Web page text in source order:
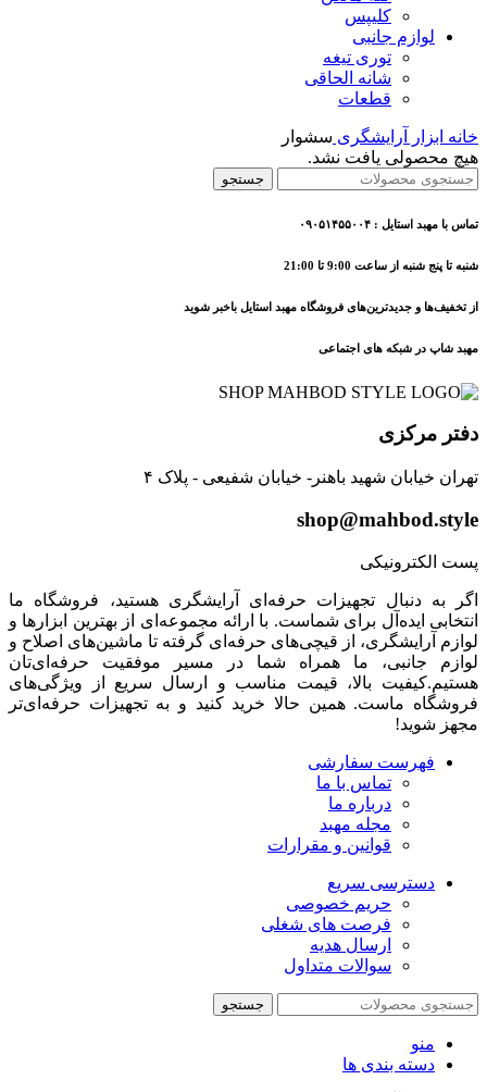
کلیپس
لوازم جانبی
توری تیغه
شانه الحاقی
قطعات
خانه ابزار آرایشگری سشوار
هیچ محصولی یافت نشد.
جستجو
تماس با مهبد استایل : ۰۹۰۵۱۴۵۵۰۰۴
شنبه تا پنج شنبه از ساعت 9:00 تا 21:00
از تخفیف‌ها و جدیدترین‌های فروشگاه مهبد استایل باخبر شوید
مهبد شاپ در شبکه های اجتماعی
دفتر مرکزی
تهران خیابان شهید باهنر- خیابان شفیعی - پلاک ۴
shop@mahbod.style
پست الکترونیکی
اگر به دنبال تجهیزات حرفه‌ای آرایشگری هستید، فروشگاه ما
انتخابی ایده‌آل برای شماست. با ارائه مجموعه‌ای از بهترین ابزارها و
لوازم آرایشگری، از قیچی‌های حرفه‌ای گرفته تا ماشین‌های اصلاح و
لوازم جانبی، ما همراه شما در مسیر موفقیت حرفه‌ای‌تان
هستیم.کیفیت بالا، قیمت مناسب و ارسال سریع از ویژگی‌های
فروشگاه ماست. همین حالا خرید کنید و به تجهیزات حرفه‌ای‌تر
مجهز شوید!
فهرست سفارشی
تماس با ما
درباره ما
مجله مهبد
قوانین و مقرارات
دسترسی سریع
حریم خصوصی
فرصت های شغلی
ارسال هدیه
سوالات متداول
جستجو
منو
دسته بندی ها